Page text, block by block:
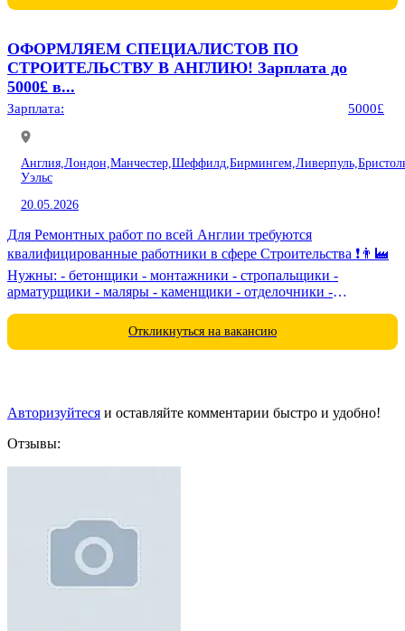
ОФОРМЛЯЕМ СПЕЦИАЛИСТОВ ПО
СТРОИТЕЛЬСТВУ В АНГЛИЮ! Зарплата до
5000£ в...
Зарплата: 5000£
Англия, Лондон, Манчестер, Шеффилд, Бирмингем, Ливерпуль,
Уэльс
20.05.2026
Для Ремонтных работ по всей Англии требуются
квалифицированные работники в сфере Строительства ❗️👨‍🏭
Нужны: - бетонщики - монтажники - стропальщики -
арматурщики - маляры - каменщики - отделочники -
Откликнуться на вакансию
Авторизуйтеся и оставляйте комментарии быстро и удобно!
Отзывы: